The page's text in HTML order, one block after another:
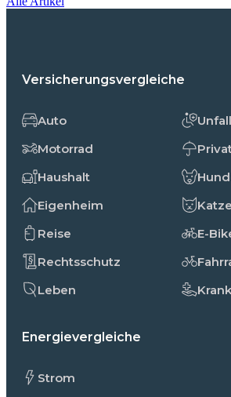
Versicherungsvergleiche
Auto
Motorrad
Haushalt
Eigenheim
Reise
Rechtsschutz
Leben
Unfall
E-
Energievergleiche
Strom